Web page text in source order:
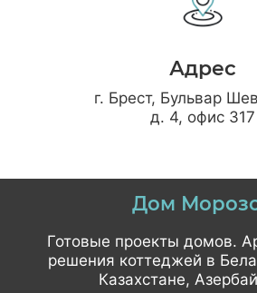
Адрес
г. Брест, Бульвар
д. 4, офис 317
Дом
Готовые проекты домов.
решения коттеджей в
Казахстане,